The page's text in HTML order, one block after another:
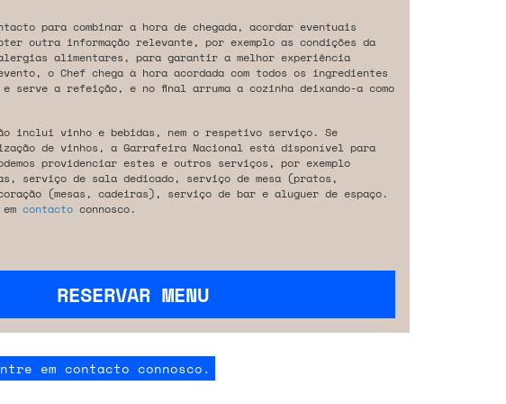
para combinar a hora de chegada, acordar eventuais
outra informação relevante, por exemplo as condições da
alimentares, para garantir a melhor experiência
o Chef chega à hora acordada com todos os ingredientes
serve a refeição, e no final arruma a cozinha deixando-a como
inclui vinho e bebidas, nem o respetivo serviço. Se
de vinhos, a Garrafeira Nacional está disponível para
providenciar estes e outros serviços, por exemplo
serviço de sala dedicado, serviço de mesa (pratos,
(mesas, cadeiras), serviço de bar e aluguer de espaço.
contactoconnosco.
RESERVAR MENU
em contacto connosco.